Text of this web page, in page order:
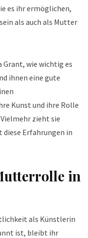
es ihr ermöglichen,
als auch als Mutter
wie wichtig es
ihnen eine gute
Kunst und ihre Rolle
zieht sie
diese Erfahrungen in
in
als Künstlerin
ist, bleibt ihr